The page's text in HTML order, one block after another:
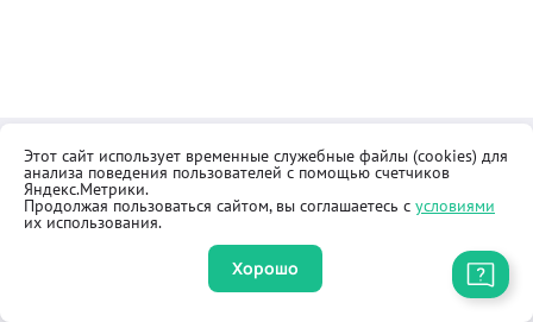
Контакты
Как купить
Общественная приёмная
Реквизиты
Оферта
Правила продажи товаров
Этот сайт использует временные служебные файлы (cookies) для
анализа поведения пользователей с помощью счетчиков
Яндекс.Метрики.
Продолжая пользоваться сайтом, вы соглашаетесь с условиями
их использования.
Хорошо